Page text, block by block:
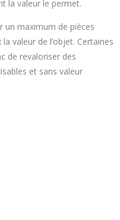
la valeur le permet.
un maximum de pièces
valeur de l’objet. Certaines
de revaloriser des
et sans valeur